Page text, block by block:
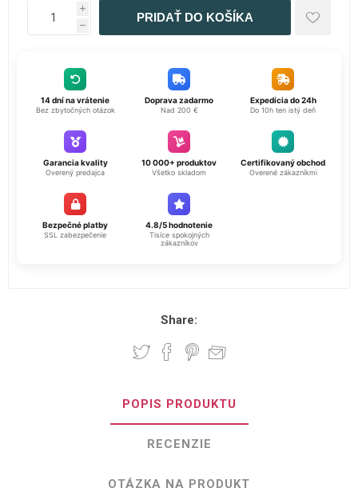
i
h
14 dní na vrátenie
Bez zbytočných otázok
Doprava zadarmo
Nad 200 €
Expedícia do 24h
Do 10h ten istý deň
Garancia kvality
Overený predajca
10 000+ produktov
Všetko skladom
Certifikovaný obchod
Overené zákazníkmi
Bezpečné platby
SSL zabezpečenie
4.8/5 hodnotenie
Tisíce spokojných
zákazníkov
Share:
POPIS PRODUKTU
RECENZIE
OTÁZKA NA PRODUKT